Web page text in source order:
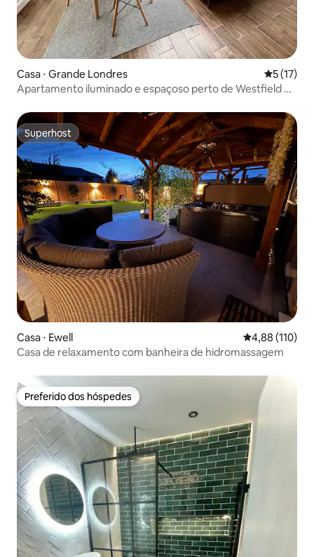
Casa ⋅ Grande Londres 5 de uma
5 (17)
Apartamento iluminado e espaçoso perto de Westfield e
Superhost
Superhost
Casa ⋅ Ewell 4,88 de uma
4,88 (110)
Casa de relaxamento com banheira de hidromassagem
Preferido dos hóspedes
Preferido dos hóspedes